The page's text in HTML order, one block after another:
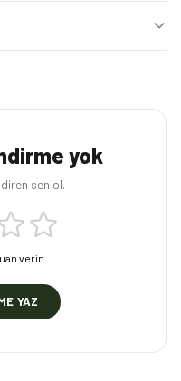
yok
sen ol.
verin
YAZ